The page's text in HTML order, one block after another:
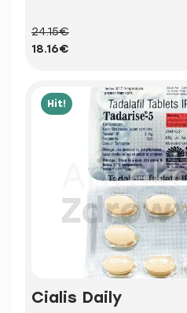
24.15€
18.16€
Hit!
Cialis Daily